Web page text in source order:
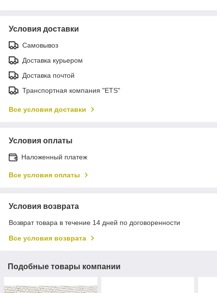
Условия доставки
Самовывоз
Доставка курьером
Доставка почтой
Транспортная компания "ETS"
Все условия доставки
Условия оплаты
Наложенный платеж
Все условия оплаты
Условия возврата
Возврат товара в течение 14 дней по договоренности
Все условия возврата
Подобные товары компании